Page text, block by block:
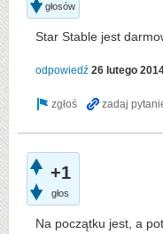
głosów
Star Stable jest
odpowiedź 26 lutego
+1
głos
Na początku jest, a